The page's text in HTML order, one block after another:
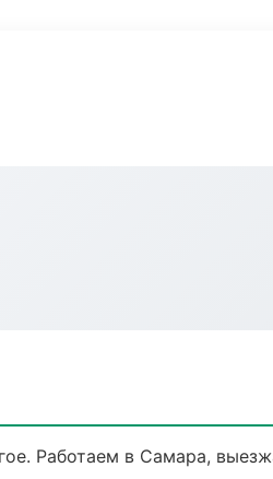
Работаем в Самара,